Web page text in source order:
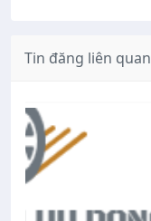
Tin đăng liên quan